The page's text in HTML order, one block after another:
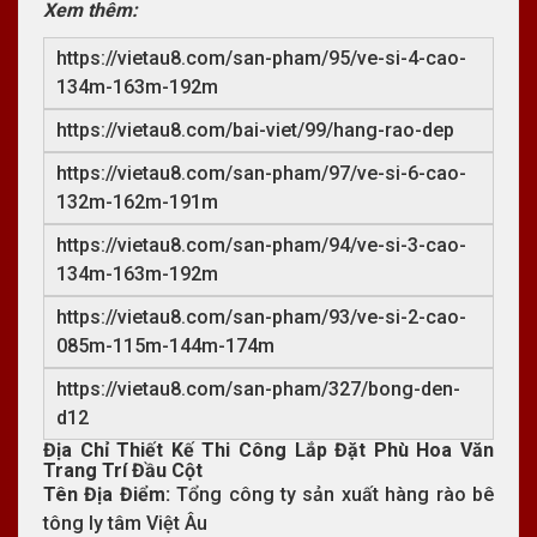
Xem thêm:
https://vietau8.com/san-pham/95/ve-si-4-cao-
134m-163m-192m
https://vietau8.com/bai-viet/99/hang-rao-dep
https://vietau8.com/san-pham/97/ve-si-6-cao-
132m-162m-191m
https://vietau8.com/san-pham/94/ve-si-3-cao-
134m-163m-192m
https://vietau8.com/san-pham/93/ve-si-2-cao-
085m-115m-144m-174m
https://vietau8.com/san-pham/327/bong-den-
d12
Địa Chỉ Thiết Kế Thi Công Lắp Đặt Phù Hoa Văn
Trang Trí Đầu Cột
Tên Địa Điểm: Tổng công ty sản xuất hàng rào bê
tông ly tâm Việt Âu